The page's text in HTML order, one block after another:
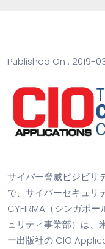
Published On : 2019-
サイバー脅威ビジビリ
で、サイバーセキュリ
CYFIRMA（シンガポ
ュリティ事業部）は、
ー出版社の CIO